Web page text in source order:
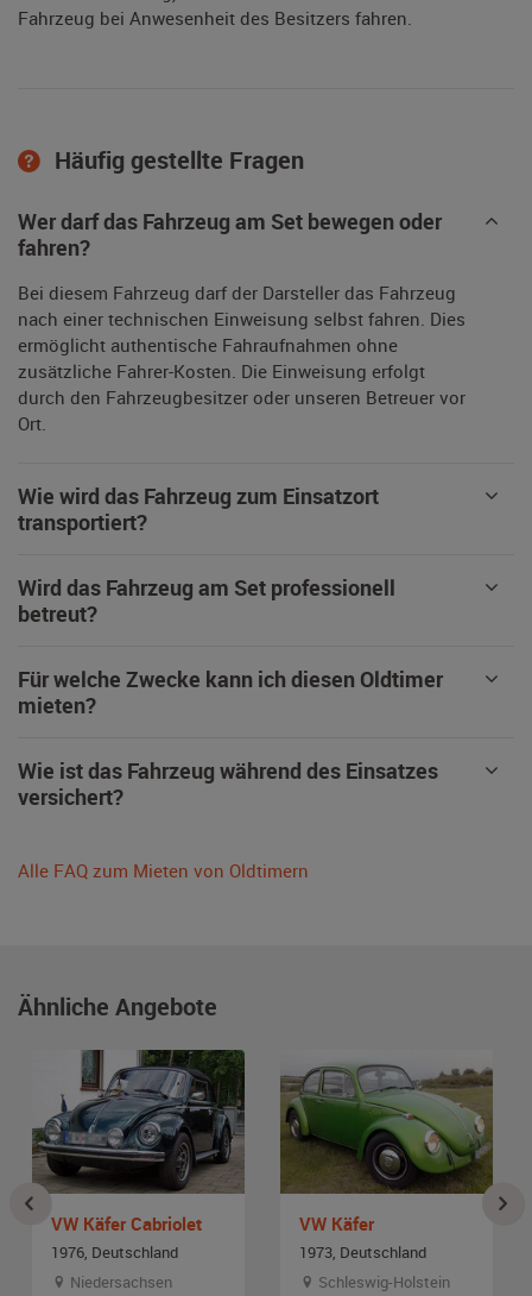
Fahrzeug bei Anwesenheit des Besitzers fahren.
Häufig gestellte Fragen
Wer darf das Fahrzeug am Set bewegen oder
fahren?
Bei diesem Fahrzeug darf der Darsteller das Fahrzeug
nach einer technischen Einweisung selbst fahren. Dies
ermöglicht authentische Fahraufnahmen ohne
zusätzliche Fahrer-Kosten. Die Einweisung erfolgt
durch den Fahrzeugbesitzer oder unseren Betreuer vor
Ort.
Wie wird das Fahrzeug zum Einsatzort
transportiert?
Wird das Fahrzeug am Set professionell
betreut?
Für welche Zwecke kann ich diesen Oldtimer
mieten?
Wie ist das Fahrzeug während des Einsatzes
versichert?
Alle FAQ zum Mieten von Oldtimern
Ähnliche Angebote
VW Käfer Cabriolet
1976, Deutschland
Niedersachsen
VW Käfer
1973, Deutschland
Schleswig-Holstein